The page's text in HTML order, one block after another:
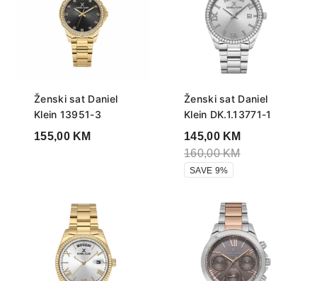
Ženski sat Daniel
Klein 13951-3
155,00 KM
Ženski sat Daniel
Klein DK.1.13771-1
145,00 KM
160,00KM
SAVE 9%